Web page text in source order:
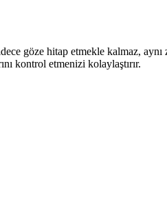
göze hitap etmekle kalmaz, aynı
kontrol etmenizi kolaylaştırır.